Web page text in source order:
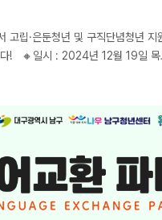
고립·은둔청년 및 구직단념청년
주제발
사회의 역할과 방안 이진숙 대구대학
센터 사무국장 🔸참석을 원하시는 분들은 구
릴 예정이오나,